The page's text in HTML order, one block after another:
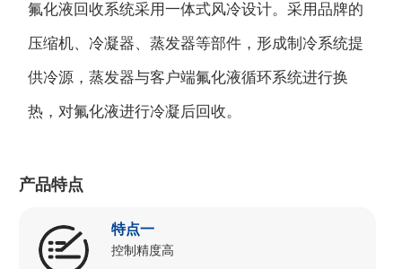
氟化液回收系统采用一体式风冷设计。采用品牌的
压缩机、冷凝器、蒸发器等部件，形成制冷系统提
供冷源，蒸发器与客户端氟化液循环系统进行换
热，对氟化液进行冷凝后回收。
产品特点
特点一
控制精度高